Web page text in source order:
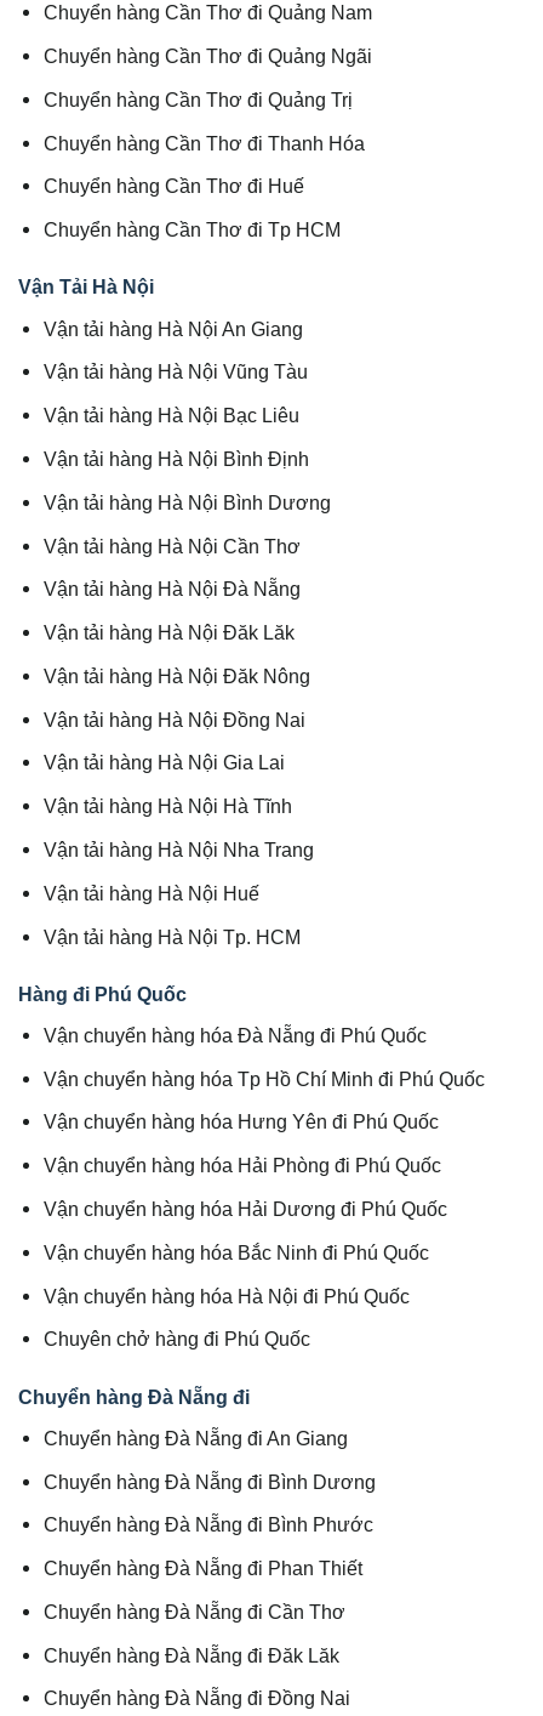
Chuyển hàng Cần Thơ đi Quảng Nam
Chuyển hàng Cần Thơ đi Quảng Ngãi
Chuyển hàng Cần Thơ đi Quảng Trị
Chuyển hàng Cần Thơ đi Thanh Hóa
Chuyển hàng Cần Thơ đi Huế
Chuyển hàng Cần Thơ đi Tp HCM
Vận Tải Hà Nội
Vận tải hàng Hà Nội An Giang
Vận tải hàng Hà Nội Vũng Tàu
Vận tải hàng Hà Nội Bạc Liêu
Vận tải hàng Hà Nội Bình Định
Vận tải hàng Hà Nội Bình Dương
Vận tải hàng Hà Nội Cần Thơ
Vận tải hàng Hà Nội Đà Nẵng
Vận tải hàng Hà Nội Đăk Lăk
Vận tải hàng Hà Nội Đăk Nông
Vận tải hàng Hà Nội Đồng Nai
Vận tải hàng Hà Nội Gia Lai
Vận tải hàng Hà Nội Hà Tĩnh
Vận tải hàng Hà Nội Nha Trang
Vận tải hàng Hà Nội Huế
Vận tải hàng Hà Nội Tp. HCM
Hàng đi Phú Quốc
Vận chuyển hàng hóa Đà Nẵng đi Phú Quốc
Vận chuyển hàng hóa Tp Hồ Chí Minh đi Phú Quốc
Vận chuyển hàng hóa Hưng Yên đi Phú Quốc
Vận chuyển hàng hóa Hải Phòng đi Phú Quốc
Vận chuyển hàng hóa Hải Dương đi Phú Quốc
Vận chuyển hàng hóa Bắc Ninh đi Phú Quốc
Vận chuyển hàng hóa Hà Nội đi Phú Quốc
Chuyên chở hàng đi Phú Quốc
Chuyển hàng Đà Nẵng đi
Chuyển hàng Đà Nẵng đi An Giang
Chuyển hàng Đà Nẵng đi Bình Dương
Chuyển hàng Đà Nẵng đi Bình Phước
Chuyển hàng Đà Nẵng đi Phan Thiết
Chuyển hàng Đà Nẵng đi Cần Thơ
Chuyển hàng Đà Nẵng đi Đăk Lăk
Chuyển hàng Đà Nẵng đi Đồng Nai